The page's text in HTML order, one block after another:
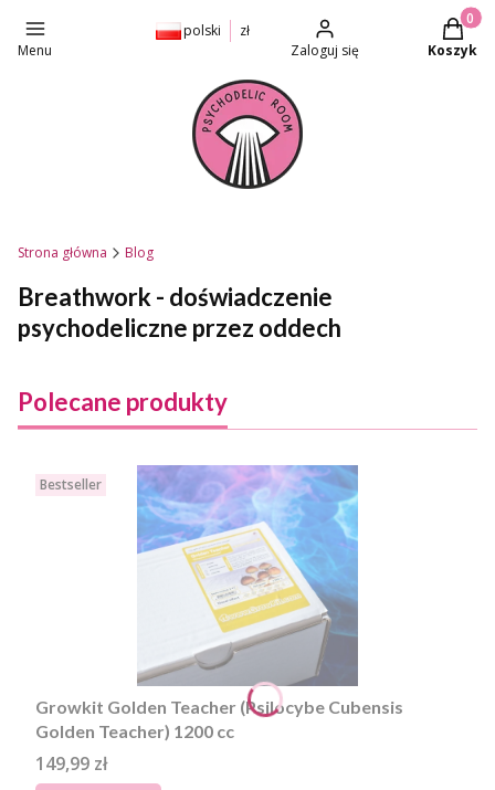
Menu
polski
zł
Zaloguj się
Koszyk
Strona główna Blog
Breathwork - doświadczenie
psychodeliczne przez oddech
Polecane produkty
Bestseller
Growkit Golden Teacher (Psilocybe Cubensis
Golden Teacher) 1200 cc
Cena
149,99 zł